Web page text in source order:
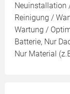
Neuinstallation
Reinigung /
Wartung /
Batterie, Nur
Nur Material